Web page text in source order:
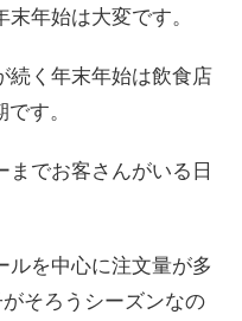
年始は大変です。
続く年末年始は飲食店
す。
までお客さんがいる日
ルを中心に注文量が多
そろうシーズンなの